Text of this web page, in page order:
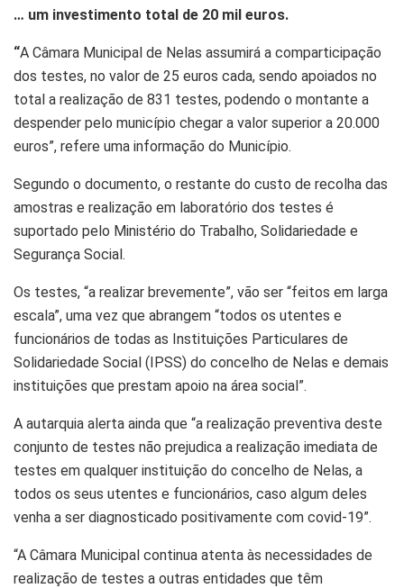
… um investimento total de 20 mil euros.
“A Câmara Municipal de Nelas assumirá a comparticipação
dos testes, no valor de 25 euros cada, sendo apoiados no
total a realização de 831 testes, podendo o montante a
despender pelo município chegar a valor superior a 20.000
euros”, refere uma informação do Município.
Segundo o documento, o restante do custo de recolha das
amostras e realização em laboratório dos testes é
suportado pelo Ministério do Trabalho, Solidariedade e
Segurança Social.
Os testes, “a realizar brevemente”, vão ser “feitos em larga
escala”, uma vez que abrangem “todos os utentes e
funcionários de todas as Instituições Particulares de
Solidariedade Social (IPSS) do concelho de Nelas e demais
instituições que prestam apoio na área social”.
A autarquia alerta ainda que “a realização preventiva deste
conjunto de testes não prejudica a realização imediata de
testes em qualquer instituição do concelho de Nelas, a
todos os seus utentes e funcionários, caso algum deles
venha a ser diagnosticado positivamente com covid-19”.
“A Câmara Municipal continua atenta às necessidades de
realização de testes a outras entidades que têm